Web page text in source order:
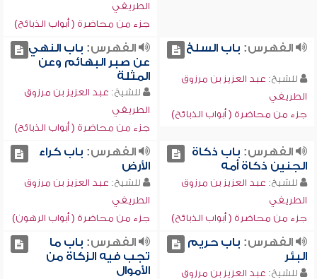
الطريفي
جزء من محاضرة ( أبواب الذبائح)
الفهرس: باب السلخ
للشيخ: عبد العزيز بن مرزوق
الطريفي
جزء من محاضرة ( أبواب الذبائح)
الفهرس: باب النهي
عن صبر البهائم وعن
المثلة
للشيخ: عبد العزيز بن مرزوق
الطريفي
جزء من محاضرة ( أبواب الذبائح)
الفهرس: باب ذكاة
الجنين ذكاة أمه
للشيخ: عبد العزيز بن مرزوق
الطريفي
جزء من محاضرة ( أبواب الذبائح)
الفهرس: باب كراء
الأرض
للشيخ: عبد العزيز بن مرزوق
الطريفي
جزء من محاضرة ( أبواب الرهون)
الفهرس: باب حريم
البئر
للشيخ: عبد العزيز بن مرزوق
الفهرس: باب ما
تجب فيه الزكاة من
الأموال